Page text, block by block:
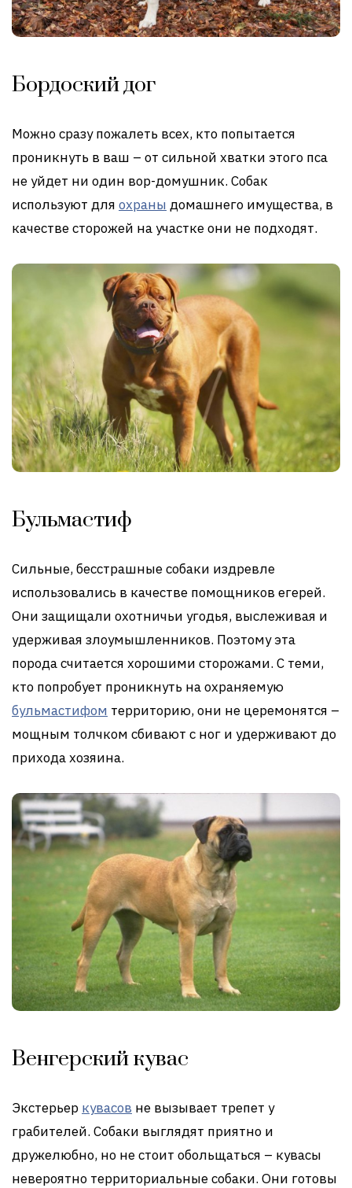
Бордоский дог
Можно сразу пожалеть всех, кто попытается
проникнуть в ваш – от сильной хватки этого пса
не уйдет ни один вор-домушник. Собак
используют для охраны домашнего имущества, в
качестве сторожей на участке они не подходят.
Бульмастиф
Сильные, бесстрашные собаки издревле
использовались в качестве помощников егерей.
Они защищали охотничьи угодья, выслеживая и
удерживая злоумышленников. Поэтому эта
порода считается хорошими сторожами. С теми,
кто попробует проникнуть на охраняемую
бульмастифом территорию, они не церемонятся –
мощным толчком сбивают с ног и удерживают до
прихода хозяина.
Венгерский кувас
Экстерьер кувасов не вызывает трепет у
грабителей. Собаки выглядят приятно и
дружелюбно, но не стоит обольщаться – кувасы
невероятно территориальные собаки. Они готовы